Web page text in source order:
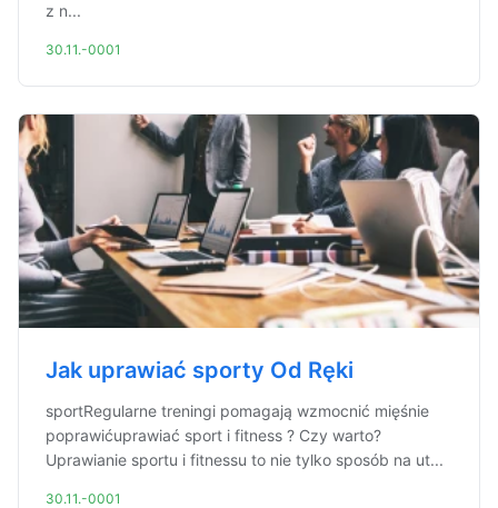
z n...
30.11.-0001
Jak uprawiać sporty Od Ręki
sportRegularne treningi pomagają wzmocnić mięśnie
poprawićuprawiać sport i fitness ? Czy warto?
Uprawianie sportu i fitnessu to nie tylko sposób na ut...
30.11.-0001